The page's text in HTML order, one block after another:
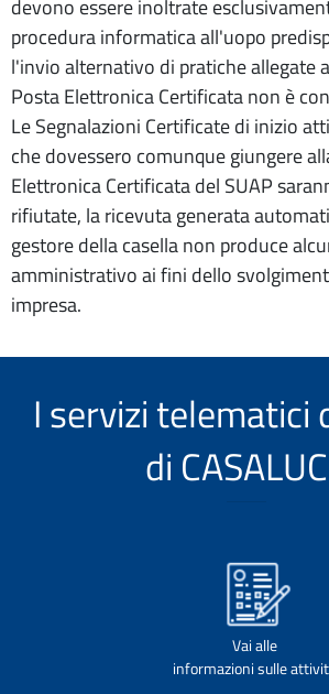
devono essere inoltrate
procedura informatica all'uopo
l'invio alternativo di pratiche allegate
Posta Elettronica Certificata non è
Le Segnalazioni Certificate di inizio
che dovessero comunque giungere
Elettronica Certificata del SUAP
rifiutate, la ricevuta generata
gestore della casella non produce
amministrativo ai fini dello
impresa.
I servizi telematici
di
Vai alle
informazioni sulle